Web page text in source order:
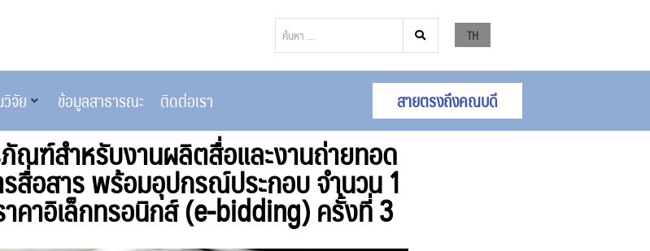
TH
จัย ข้อมูลสาธารณะ ติดต่อเรา สายตรงถึงคณบดี
ณฑ์สำหรับงานผลิตสื่อและงานถ่ายทอด
สื่อสาร พร้อมอุปกรณ์ประกอบ จำนวน 1
คาอิเล็กทรอนิกส์ (e-bidding) ครั้งที่ 3